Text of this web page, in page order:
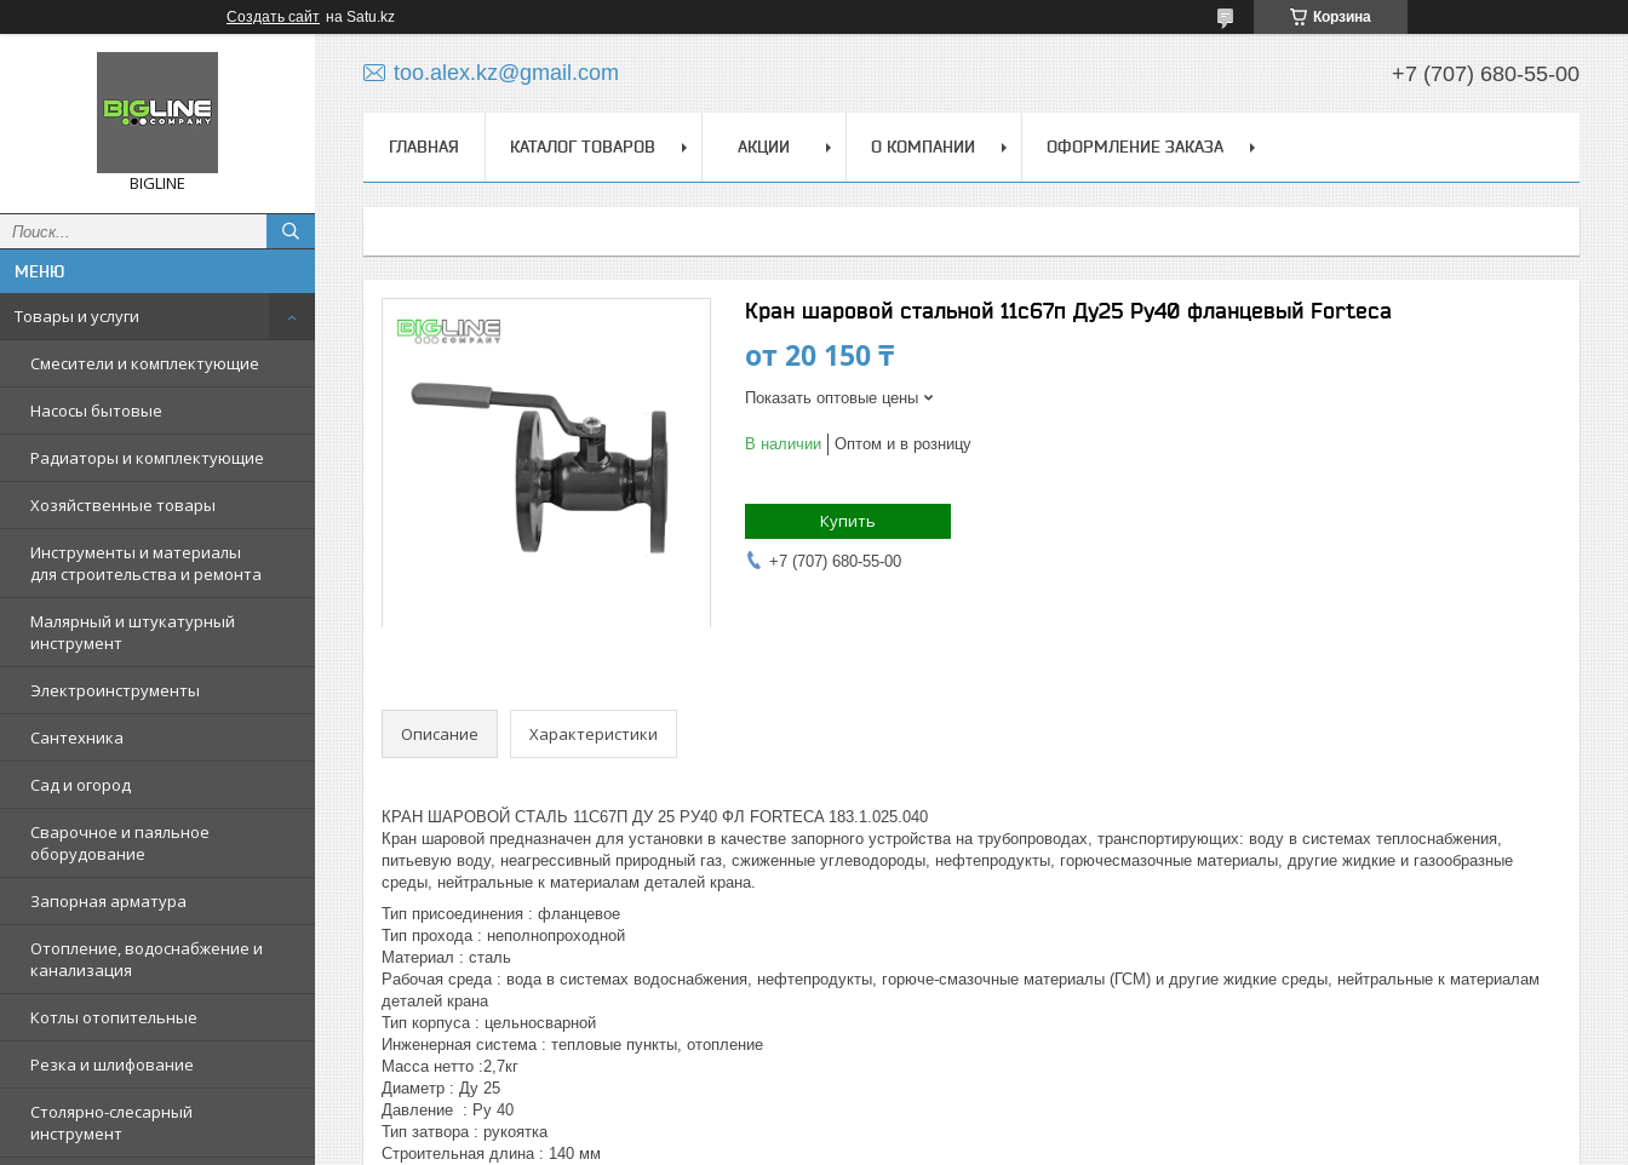
Создать сайт на Satu.kz Корзина
BIGLINE
Товары и услуги
Смесители и комплектующие
Насосы бытовые
Радиаторы и комплектующие
Хозяйственные товары
Инструменты и материалы
для строительства и ремонта
Малярный и штукатурный
инструмент
Электроинструменты
Сантехника
Сад и огород
Сварочное и паяльное
оборудование
Запорная арматура
Отопление, водоснабжение и
канализация
Котлы отопительные
Резка и шлифование
Столярно-слесарный
инструмент
too.alex.kz@gmail.com +7 (707) 680-55-00
ГЛАВНАЯ КАТАЛОГ ТОВАРОВ АКЦИИ О КОМПАНИИ ОФОРМЛЕНИЕ ЗАКАЗА
Кран шаровой стальной 11с67п Ду25 Ру40 фланцевый Forteca
от 20 150 ₸
Показать оптовые цены
В наличии Оптом и в розницу
Купить
+7 (707) 680-55-00
Описание Характеристики
КРАН ШАРОВОЙ СТАЛЬ 11С67П ДУ 25 РУ40 ФЛ FORTECA 183.1.025.040
Кран шаровой предназначен для установки в качестве запорного устройства на трубопроводах, транспортирующих: воду в системах теплоснабжения,
питьевую воду, неагрессивный природный газ, сжиженные углеводороды, нефтепродукты, горючесмазочные материалы, другие жидкие и газообразные
среды, нейтральные к материалам деталей крана.
Тип присоединения : фланцевое
Тип прохода : неполнопроходной
Материал : сталь
Рабочая среда : вода в системах водоснабжения, нефтепродукты, горюче-смазочные материалы (ГСМ) и другие жидкие среды, нейтральные к материалам
деталей крана
Тип корпуса : цельносварной
Инженерная система : тепловые пункты, отопление
Масса нетто :2,7кг
Диаметр : Ду 25
Давление : Ру 40
Тип затвора : рукоятка
Строительная длина : 140 мм